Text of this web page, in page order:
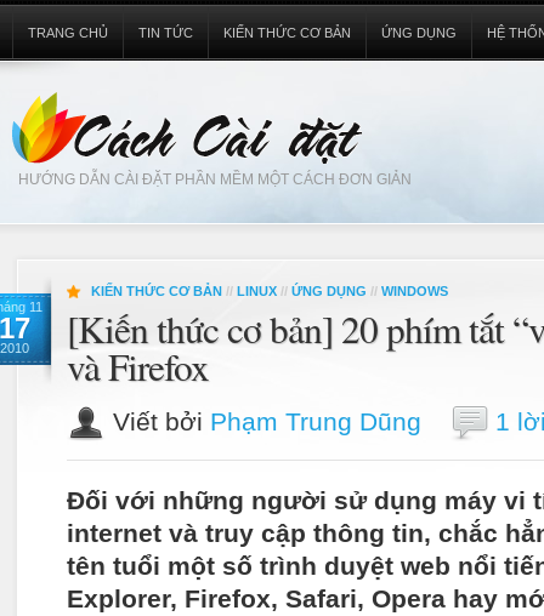
HƯỚNG DẪN CÀI ĐẶT PHẦN MỀM MỘT CÁCH ĐƠN GIẢN
TRANG CHỦ TIN TỨC KIẾN THỨC CƠ BẢN ỨNG DỤNG HỆ
11
17
2010
KIẾN THỨC CƠ BẢN // LINUX // ỨNG DỤNG // WINDOWS
[Kiến thức cơ bản] 20 phím tắt
và Firefox
Viết bởi Phạm Trung Dũng 1
Đối với những người sử dụng máy vi
internet và truy cập thông tin, chắc
tên tuổi một số trình duyệt web nổi
Explorer, Firefox, Safari, Opera hay